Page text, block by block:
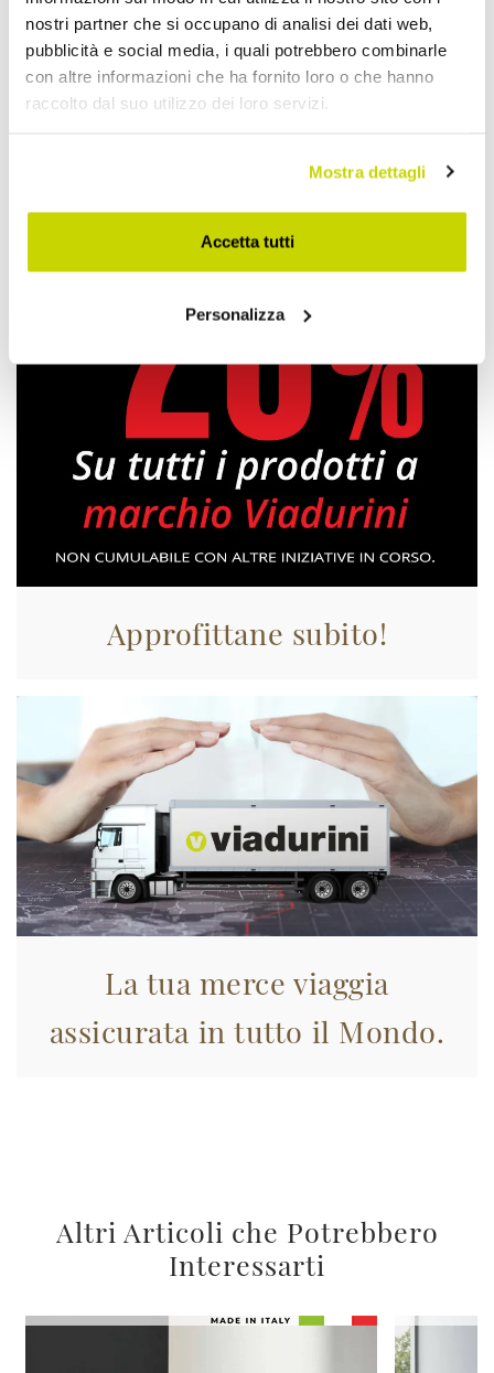
nostri partner che si occupano di analisi dei dati web,
pubblicità e social media, i quali potrebbero combinarle
con altre informazioni che ha fornito loro o che hanno
raccolto dal suo utilizzo dei loro servizi.
Mostra dettagli
Accetta tutti
Personalizza
Condividi
Approfittane subito!
La tua merce viaggia
assicurata in tutto il Mondo.
Altri Articoli che Potrebbero
Interessarti